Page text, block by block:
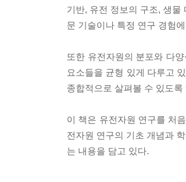
기반, 유전 정보의 구조, 생
문 기술이나 특정 연구 경험
또한 유전자원의 분포와 다
요소들을 균형 있게 다루고
종합적으로 살펴볼 수 있도록
이 책은 유전자원 연구를 처
전자원 연구의 기초 개념과
는 내용을 담고 있다.